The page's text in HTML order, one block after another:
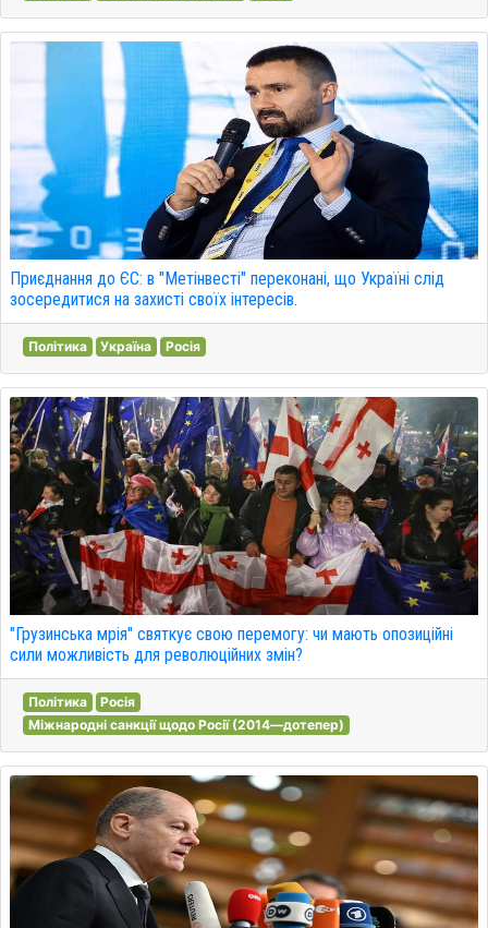
Приєднання до ЄС: в "Метінвесті" переконані, що Україні слід
зосередитися на захисті своїх інтересів.
Політика Україна Росія
"Грузинська мрія" святкує свою перемогу: чи мають опозиційні
сили можливість для революційних змін?
Політика
Росія
Міжнародні санкції щодо Росії (2014—дотепер)